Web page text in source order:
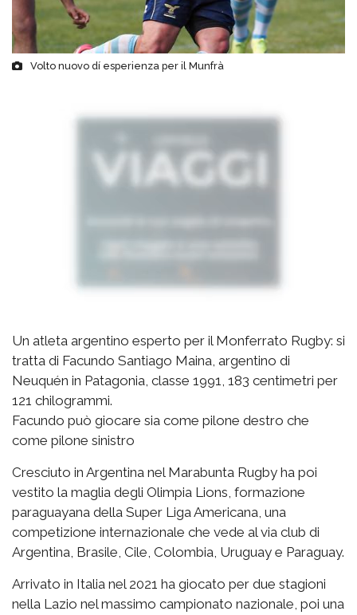
Volto nuovo dí esperienza per il Munfrà
Un atleta argentino esperto per il Monferrato Rugby: si
tratta di Facundo Santiago Maina, argentino di
Neuquén in Patagonia, classe 1991, 183 centimetri per
121 chilogrammi.
Facundo può giocare sia come pilone destro che
come pilone sinistro
Cresciuto in Argentina nel Marabunta Rugby ha poi
vestito la maglia degli Olimpia Lions, formazione
paraguayana della Super Liga Americana, una
competizione internazionale che vede al via club di
Argentina, Brasile, Cile, Colombia, Uruguay e Paraguay.
Arrivato in Italia nel 2021 ha giocato per due stagioni
nella Lazio nel massimo campionato nazionale, poi una